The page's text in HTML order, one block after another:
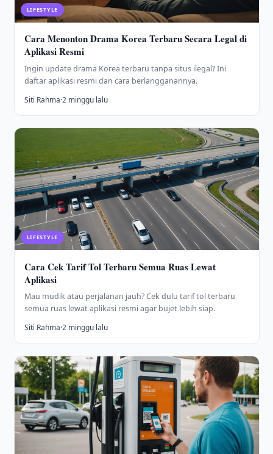
LIFESTYLE
Cara Menonton Drama Korea Terbaru Secara Legal di
Aplikasi Resmi
Ingin update drama Korea terbaru tanpa situs ilegal? Ini
daftar aplikasi resmi dan cara berlangganannya.
Siti Rahma·2 minggu lalu
LIFESTYLE
Cara Cek Tarif Tol Terbaru Semua Ruas Lewat
Aplikasi
Mau mudik atau perjalanan jauh? Cek dulu tarif tol terbaru
semua ruas lewat aplikasi resmi agar bujet lebih siap.
Siti Rahma·2 minggu lalu